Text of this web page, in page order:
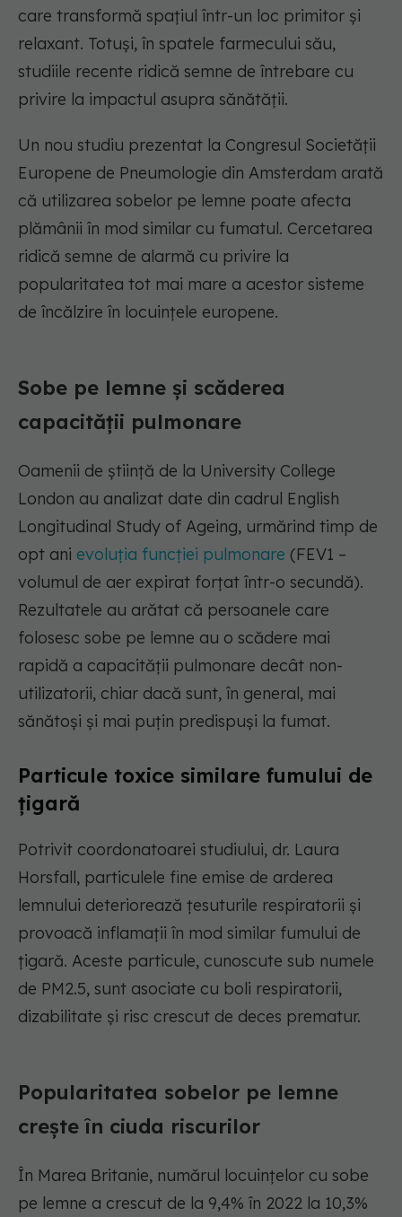
care transformă spațiul într-un loc primitor și
relaxant. Totuși, în spatele farmecului său,
studiile recente ridică semne de întrebare cu
privire la impactul asupra sănătății.
Un nou studiu prezentat la Congresul Societății
Europene de Pneumologie din Amsterdam arată
că utilizarea sobelor pe lemne poate afecta
plămânii în mod similar cu fumatul. Cercetarea
ridică semne de alarmă cu privire la
popularitatea tot mai mare a acestor sisteme
de încălzire în locuințele europene.
Sobe pe lemne și scăderea
capacității pulmonare
Oamenii de știință de la University College
London au analizat date din cadrul English
Longitudinal Study of Ageing, urmărind timp de
opt ani evoluția funcției pulmonare (FEV1 –
volumul de aer expirat forțat într-o secundă).
Rezultatele au arătat că persoanele care
folosesc sobe pe lemne au o scădere mai
rapidă a capacității pulmonare decât non-
utilizatorii, chiar dacă sunt, în general, mai
sănătoși și mai puțin predispuși la fumat.
Particule toxice similare fumului de
țigară
Potrivit coordonatoarei studiului, dr. Laura
Horsfall, particulele fine emise de arderea
lemnului deteriorează țesuturile respiratorii și
provoacă inflamații în mod similar fumului de
țigară. Aceste particule, cunoscute sub numele
de PM2.5, sunt asociate cu boli respiratorii,
dizabilitate și risc crescut de deces prematur.
Popularitatea sobelor pe lemne
crește în ciuda riscurilor
În Marea Britanie, numărul locuințelor cu sobe
pe lemne a crescut de la 9,4% în 2022 la 10,3%